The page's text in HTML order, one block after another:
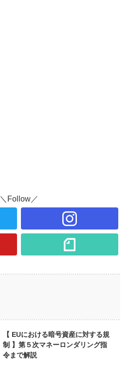
＼Follow／
【 EUにおける暗号資産に対する規
制 】第５次マネーロンダリング指
令まで解説